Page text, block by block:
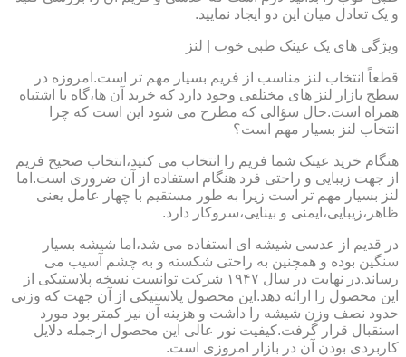
و یک تعادل میان این دو ایجاد نمایید.
ویژگی های یک عینک طبی خوب | لنز
قطعاً انتخاب لنز مناسب از فریم بسیار مهم تر است.امروزه در
سطح بازار لنز های مختلفی وجود دارد که خرید آن ها،گاه با اشتباه
همراه است.حال سؤالی که مطرح می شود این است که چرا
انتخاب لنز بسیار مهم است؟
هنگام خرید عینک شما فریم را انتخاب می کنید،انتخاب صحیح فریم
از جهت زیبایی و راحتی فرد هنگام استفاده از آن ضروری است.اما
لنز بسیار مهم تر است زیرا به طور مستقیم با چهار عامل یعنی
ظاهر،زیبایی،ایمنی و بینایی،سروکار دارد.
در قدیم از عدسی شیشه ای استفاده می شد،اما شیشه بسیار
سنگین بوده و همچنین به راحتی شکسته و به چشم آسیب می
رساند.در نهایت در سال ۱۹۴۷ شرکت توانست نسخه پلاستیکی از
این محصول را ارائه دهد.این محصول پلاستیکی از آن جهت که وزنی
حدود نصف وزن شیشه را داشت و هزینه آن نیز کمتر بود مورد
استقبال قرار گرفت.کیفیت نور عالی این محصول ازجمله دلایل
کاربردی بودن آن در بازار امروزی است.